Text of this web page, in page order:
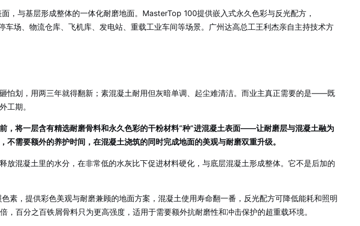
，与基层形成整体的一体化耐磨地面。MasterTop 100提供嵌入式永久色彩与反光配方，
场、物流仓库、飞机库、发电站、重载工业车间等场景。广州达高总工王利杰亲自主持技术方
怕划，用两三年就得翻新；素混凝土耐用但灰暗单调、起尘难清洁。而业主真正需要的是——既
工期。
，将一层含有精选耐磨骨料和永久色彩的干粉材料“种”进混凝土表面——让耐磨层与混凝土融为
需要额外的养护时间，在混凝土浇筑的同时完成地面的美观与耐磨双重升级。
混凝土里的水分，在非常低的水灰比下促进材料硬化，与底层混凝土形成整体。它不是后加的
，提供彩色美观与耐磨兼顾的地面方案，混凝土使用寿命翻一番，反光配方可降低能耗和照明
百分之百铁屑骨料只为更高强度，适用于需要额外抗耐磨性和冲击保护的超重载环境。